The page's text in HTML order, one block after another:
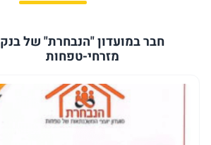
חבר במועדון "הנבחרת" של בנק
מזרחי-טפחות